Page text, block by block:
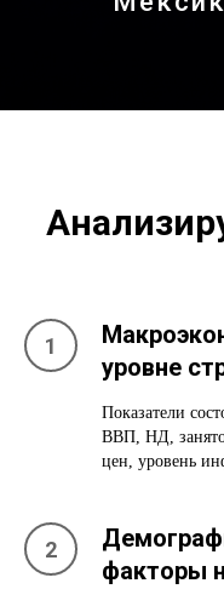
уровне
Показатели
ВВП, НД,
цен, уровень
факторы